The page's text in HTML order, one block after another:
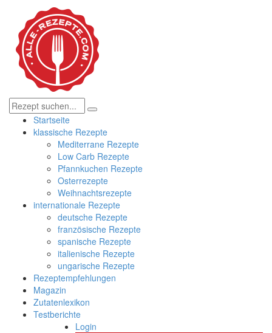
Startseite
klassische Rezepte
Mediterrane Rezepte
Low Carb Rezepte
Pfannkuchen Rezepte
Osterrezepte
Weihnachtsrezepte
internationale Rezepte
deutsche Rezepte
französische Rezepte
spanische Rezepte
italienische Rezepte
ungarische Rezepte
Rezeptempfehlungen
Magazin
Zutatenlexikon
Testberichte
Login